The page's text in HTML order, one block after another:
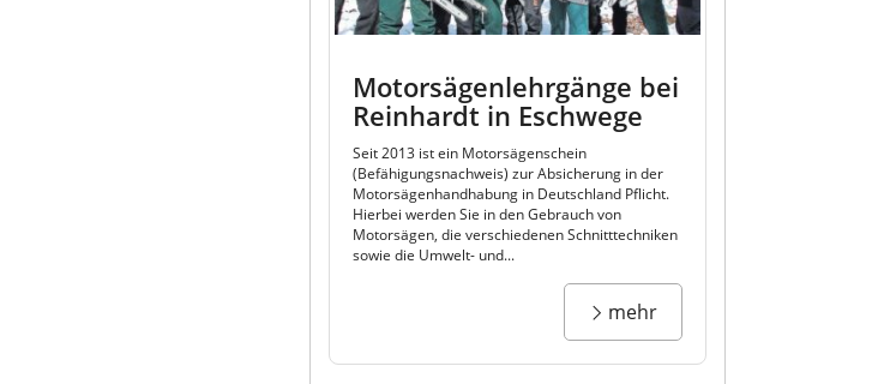
Motorsägenlehrgänge bei
Reinhardt in Eschwege
Seit 2013 ist ein Motorsägenschein
(Befähigungsnachweis) zur Absicherung in der
Motorsägenhandhabung in Deutschland Pflicht.
Hierbei werden Sie in den Gebrauch von
Motorsägen, die verschiedenen Schnitttechniken
sowie die Umwelt- und...
mehr